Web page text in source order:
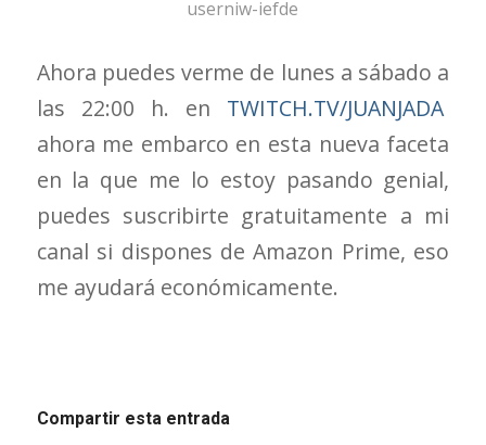
userniw-iefde
Ahora puedes verme de lunes a sábado a
las 22:00 h. en TWITCH.TV/JUANJADA
ahora me embarco en esta nueva faceta
en la que me lo estoy pasando genial,
puedes suscribirte gratuitamente a mi
canal si dispones de Amazon Prime, eso
me ayudará económicamente.
Compartir esta entrada